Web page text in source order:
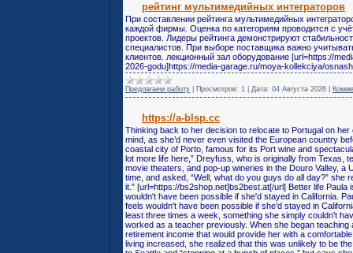
рейтинг мультимедийных интеграторов
При составлении рейтинга мультимедийных
каждой фирмы. Оценка по категориям проводится с
проектов. Лидеры рейтинга демонстрируют
специалистов. При выборе поставщика важно
клиентов. лекционный зал оборудование [url=https://
2026-godu]https://media-garage.ru/moya-kollekciya/
Предлагаем работу Просмотров: 1 Дата: 04 Августа 2026
https://a-blsp.cc
Thinking back to her decision to relocate to Portugal on
mind, as she’d never even visited the European country
coastal city of Porto, famous for its Port wine and
lot more life here,” Dreyfuss, who is originally from
movie theaters, and pop-up wineries in the Douro Valley, a
time, and asked, “Well, what do you guys do all day?” she
it.” [url=https://bs2shop.net]bs2best.at[/url] Better life
wouldn't have been possible if she'd stayed in California.
feels wouldn't have been possible if she'd stayed in
least three times a week, something she simply couldn’t
worked as a teacher previously. When she began
retirement income that would provide her with a
living increased, she realized that this was unlikely to be